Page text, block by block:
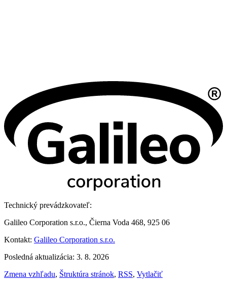
Technický prevádzkovateľ:
Galileo Corporation s.r.o., Čierna Voda 468, 925 06
Kontakt: Galileo Corporation s.r.o.
Posledná aktualizácia: 3. 8. 2026
Zmena vzhľadu, Štruktúra stránok, RSS, Vytlačiť